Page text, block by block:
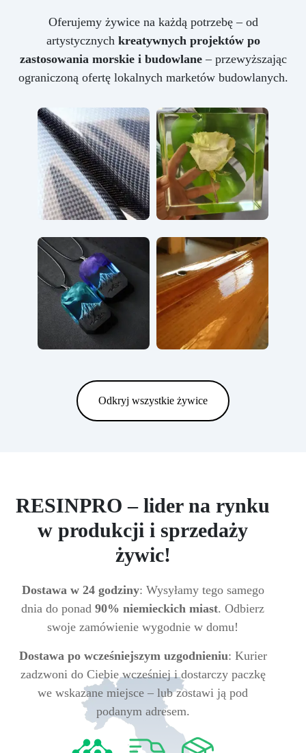
Oferujemy żywice na każdą potrzebę – od
artystycznych kreatywnych projektów po
zastosowania morskie i budowlane– przewyższając
ograniczoną ofertę lokalnych marketów budowlanych.
Odkryj wszystkie żywice
RESINPRO – lider na rynku
w produkcji i sprzedaży
żywic!
Dostawa w 24 godziny: Wysyłamy tego samego
dnia do ponad 90% niemieckich miast. Odbierz
swoje zamówienie wygodnie w domu!
Dostawa po wcześniejszym uzgodnieniu: Kurier
zadzwoni do Ciebie wcześniej i dostarczy paczkę
we wskazane miejsce – lub zostawi ją pod
podanym adresem.